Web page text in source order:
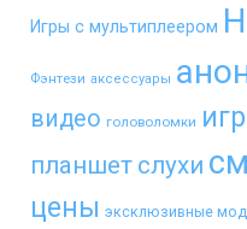
Игры с мультиплеером
Фэнтези аксессуары
видео головоломки
планшет слухи
цены эксклюзивные